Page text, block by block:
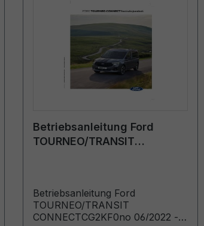
Betriebsanleitung Ford
TOURNEO/TRANSIT
Betriebsanleitung Ford
TOURNEO/TRANSIT
CONNECTCG2KF0no 06/2022 -